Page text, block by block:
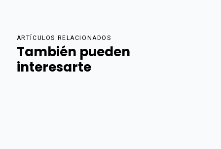
ARTÍCULOS RELACIONADOS
También pueden
interesarte